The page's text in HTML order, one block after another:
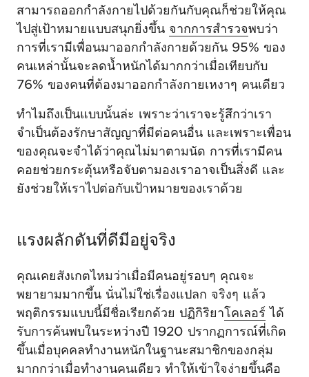
สามารถออกกำลังกายไปด้วยกันกับคุณก็ช่วยให้คุณ
ไปสู่เป้าหมายแบบสนุกยิ่งขึ้น จากการสำรวจพบว่า
การที่เรามีเพื่อนมาออกกำลังกายด้วยกัน 95% ของ
คนเหล่านั้นจะลดน้ำหนักได้มากกว่าเมื่อเทียบกับ
76% ของคนที่ต้องมาออกกำลังกายเหงาๆ คนเดียว
ทำไมถึงเป็นแบบนั้นล่ะ เพราะว่าเราจะรู้สึกว่าเรา
จำเป็นต้องรักษาสัญญาที่มีต่อคนอื่น และเพราะเพื่อน
ของคุณจะจำได้ว่าคุณไม่มาตามนัด การที่เรามีคน
คอยช่วยกระตุ้นหรือจับตามองเราอาจเป็นสิ่งดี และ
ยังช่วยให้เราไปต่อกับเป้าหมายของเราด้วย
แรงผลักดันที่ดีมีอยู่จริง
คุณเคยสังเกตไหมว่าเมื่อมีคนอยู่รอบๆ คุณจะ
พยายามมากขึ้น นั่นไม่ใช่เรื่องแปลก จริงๆ แล้ว
พฤติกรรมแบบนี้มีชื่อเรียกด้วย ปฏิกิริยาโคเลอร์ ได้
รับการค้นพบในระหว่างปี 1920 ปรากฏการณ์ที่เกิด
ขึ้นเมื่อบุคคลทำงานหนักในฐานะสมาชิกของกลุ่ม
มากกว่าเมื่อทำงานคนเดียว ทำให้เข้าใจง่ายขึ้นคือ